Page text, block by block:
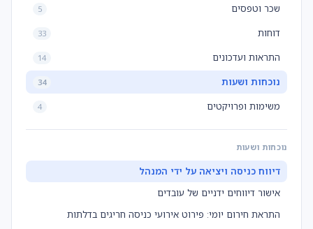
שכר וטפסים 5
דוחות 33
התראות ועדכונים 14
נוכחות ושעות 34
משימות ופרויקטים 4
נוכחות ושעות
דיווח כניסה ויציאה על ידי המנהל
אישור דיווחים ידניים של עובדים
התראת חירום יומי: פירוט אירועי כניסה חריגים בדלתות